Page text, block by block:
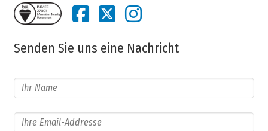
Senden Sie uns eine Nachricht